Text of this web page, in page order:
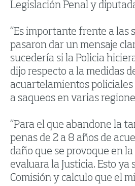
Legislación Penal y
“Es importante frente a las
pasaron dar un mensaje
sucedería si la Policia
dijo respecto a la medidas
acuartelamientos
a saqueos en varias
“Para el que abandone la
penas de 2 a 8 años de
daño que se provoque en
evaluara la Justicia. Esto ya
Comisión y calculo que el